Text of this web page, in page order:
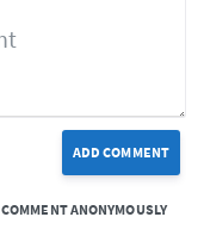
ADD COMMENT
COMMENT ANONYMOUSLY